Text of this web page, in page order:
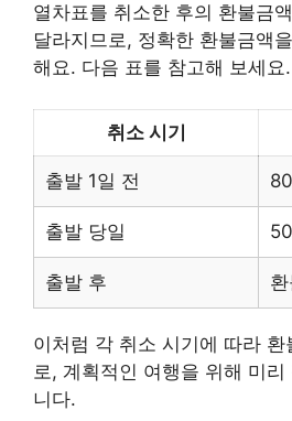
열차표를 취소한 후의 환불금
달라지므로, 정확한 환불금액
해요. 다음 표를 참고해 보세요.
취소 시기
출발 1일 전
출발 당일
출발 후
이처럼 각 취소 시기에 따라 환
로, 계획적인 여행을 위해 미
니다.